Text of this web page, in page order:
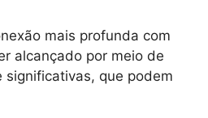
mais profunda com
alcançado por meio de
significativas, que podem